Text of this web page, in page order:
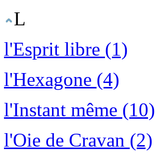
L
l'Esprit libre (1)
l'Hexagone (4)
l'Instant même (10)
l'Oie de Cravan (2)